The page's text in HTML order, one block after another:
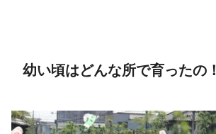
幼い頃はどんな所で育ったの！